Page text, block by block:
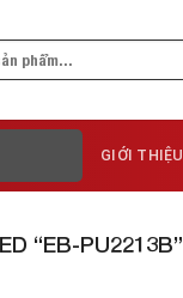
GIỚI THIỆU
“EB-PU2213B”